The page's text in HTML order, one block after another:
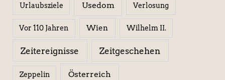
Urlaubsziele Usedom Verlosung
Vor 110 Jahren Wien Wilhelm II.
Zeitereignisse Zeitgeschehen
Zeppelin Österreich